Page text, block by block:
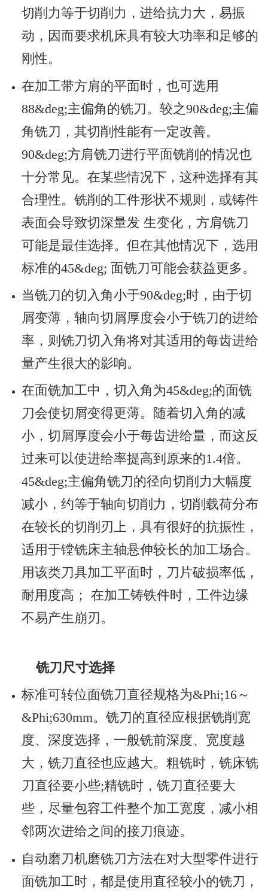
切削力等于切削力，进给抗力大，易振
动，因而要求机床具有较大功率和足够的
刚性。
在加工带方肩的平面时，也可选用
88&deg;主偏角的铣刀。较之90&deg;主偏
角铣刀，其切削性能有一定改善。
90&deg;方肩铣刀进行平面铣削的情况也
十分常见。在某些情况下，这种选择有其
合理性。铣削的工件形状不规则，或铸件
表面会导致切深量发 生变化，方肩铣刀
可能是最佳选择。但在其他情况下，选用
标准的45&deg; 面铣刀可能会获益更多。
当铣刀的切入角小于90&deg;时，由于切
屑变薄，轴向切屑厚度会小于铣刀的进给
率，则铣刀切入角将对其适用的每齿进给
量产生很大的影响。
在面铣加工中，切入角为45&deg;的面铣
刀会使切屑变得更薄。随着切入角的减
小，切屑厚度会小于每齿进给量，而这反
过来可以使进给率提高到原来的1.4倍。
45&deg;主偏角铣刀的径向切削力大幅度
减小，约等于轴向切削力，切削载荷分布
在较长的切削刃上，具有很好的抗振性，
适用于镗铣床主轴悬伸较长的加工场合。
用该类刀具加工平面时，刀片破损率低，
耐用度高； 在加工铸铁件时，工件边缘
不易产生崩刃。
铣刀尺寸选择
标准可转位面铣刀直径规格为&Phi;16～
&Phi;630mm。铣刀的直径应根据铣削宽
度、深度选择，一般铣前深度、宽度越
大，铣刀直径也应越大。粗铣时，铣床铣
刀直径要小些;精铣时，铣刀直径要大
些，尽量包容工件整个加工宽度，减小相
邻两次进给之间的接刀痕迹。
自动磨刀机磨铣刀方法在对大型零件进行
面铣加工时，都是使用直径较小的铣刀，